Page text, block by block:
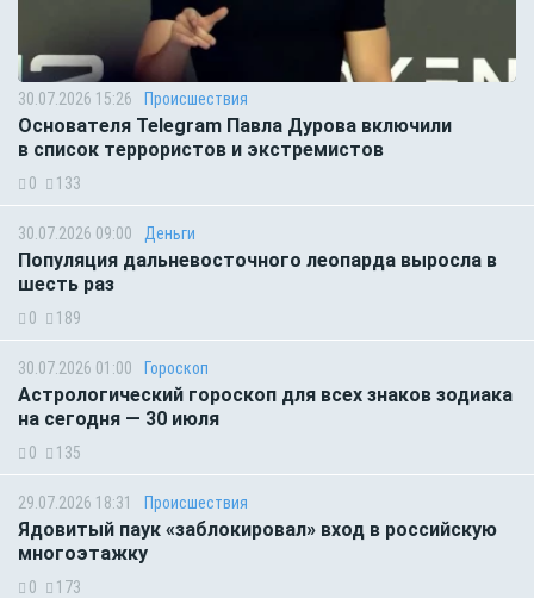
30.07.2026 15:26 Происшествия
Основателя Telegram Павла Дурова включили
в список террористов и экстремистов
0 133
30.07.2026 09:00 Деньги
Популяция дальневосточного леопарда выросла в
шесть раз
0 189
30.07.2026 01:00 Гороскоп
Астрологический гороскоп для всех знаков зодиака
на сегодня — 30 июля
0 135
29.07.2026 18:31 Происшествия
Ядовитый паук «заблокировал» вход в российскую
многоэтажку
0 173